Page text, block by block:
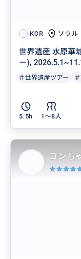
KOR ソウル
世界遺産 水原華
ー),
＃世界遺産ツアー
5.5h 1〜8人
ヨンち